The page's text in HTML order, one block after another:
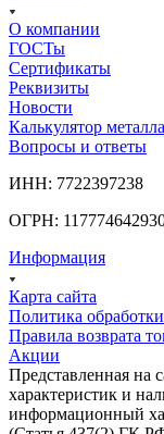
О компании
ГОСТы
Сертификаты
Реквизиты
Новости
Калькулятор металла
Вопросы и ответы
ИНН: 7722397238
ОГРН:
Информация
Карта сайта
Политика
Правила возврата
Акции
Представленная на
характеристик и
информационный